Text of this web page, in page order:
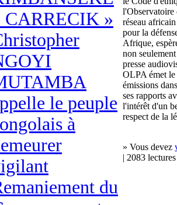
CARRECIK »
le peuple
à
du
l'Observatoire
réseau
pour la
Afrique,
non
presse
OLPA émet
émissions
ses rapports
l'intérêt d'un
respect de la
» Vous devez
| 2083 lectures